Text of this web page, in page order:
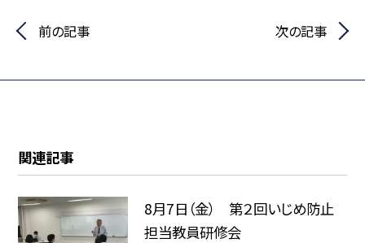
前の記事 次の記事
関連記事
8月7日（金） 第２回いじめ防止
担当教員研修会